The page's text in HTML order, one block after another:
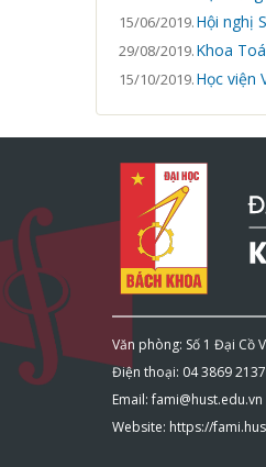
15/06/2019.Hội nghị
29/08/2019.Khoa
15/10/2019.Học viện
Văn phòng: Số 1 Đại Cồ
Điện thoại: 04 3869
Email: fami@hust.edu.vn
Website: https://